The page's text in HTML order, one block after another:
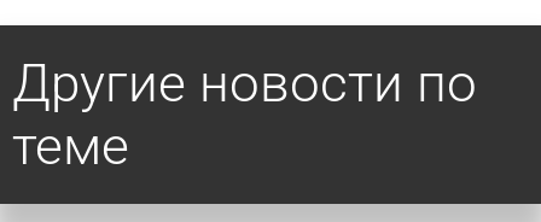
Другие новости по
теме